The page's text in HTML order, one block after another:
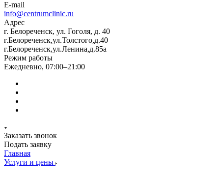
E-mail
info@centrumclinic.ru
Адрес
г. Белореченск, ул. Гоголя, д. 40
г.Белореченск,ул.Толстого,д.40
г.Белореченск,ул.Ленина,д.85а
Режим работы
Ежедневно, 07:00–21:00
Заказать звонок
Подать заявку
Главная
Услуги и цены